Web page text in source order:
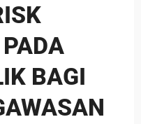
BAGI